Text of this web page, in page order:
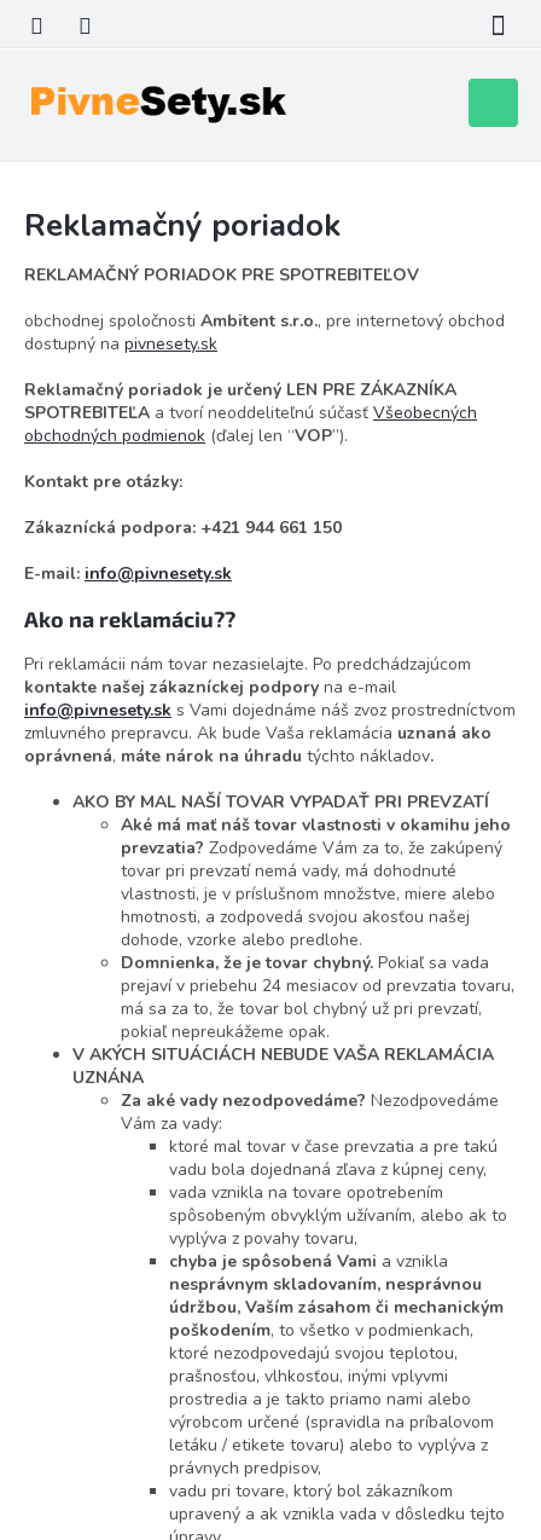
obsah
košík
Reklamačný poriadok
REKLAMAČNÝ PORIADOK PRE SPOTREBITEĽOV
obchodnej spoločnosti Ambitent s.r.o., pre internetový obchod
dostupný na pivnesety.sk
Reklamačný poriadok je určený LEN PRE ZÁKAZNÍKA
SPOTREBITEĽA a tvorí neoddeliteľnú súčasť Všeobecných
obchodných podmienok (ďalej len “VOP”).
Kontakt pre otázky:
Zákaznícká podpora: +421 944 661 150
E-mail: info@pivnesety.sk
Ako na reklamáciu??
Pri reklamácii nám tovar nezasielajte. Po predchádzajúcom
kontakte našej zákazníckej podpory na e-mail
info@pivnesety.sk s Vami dojednáme náš zvoz prostredníctvom
zmluvného prepravcu. Ak bude Vaša reklamácia uznaná ako
oprávnená, máte nárok na úhradu týchto nákladov.
AKO BY MAL NAŠÍ TOVAR VYPADAŤ PRI PREVZATÍ
Aké má mať náš tovar vlastnosti v okamihu jeho
prevzatia? Zodpovedáme Vám za to, že zakúpený
tovar pri prevzatí nemá vady, má dohodnuté
vlastnosti, je v príslušnom množstve, miere alebo
hmotnosti, a zodpovedá svojou akosťou našej
dohode, vzorke alebo predlohe.
Domnienka, že je tovar chybný. Pokiaľ sa vada
prejaví v priebehu 24 mesiacov od prevzatia tovaru,
má sa za to, že tovar bol chybný už pri prevzatí,
pokiaľ nepreukážeme opak.
V AKÝCH SITUÁCIÁCH NEBUDE VAŠA REKLAMÁCIA
UZNÁNA
Za aké vady nezodpovedáme? Nezodpovedáme
Vám za vady:
ktoré mal tovar v čase prevzatia a pre takú
vadu bola dojednaná zľava z kúpnej ceny,
vada vznikla na tovare opotrebením
spôsobeným obvyklým užívaním, alebo ak to
vyplýva z povahy tovaru,
chyba je spôsobená Vami a vznikla
nesprávnym skladovaním, nesprávnou
údržbou, Vaším zásahom či mechanickým
poškodením, to všetko v podmienkach,
ktoré nezodpovedajú svojou teplotou,
prašnosťou, vlhkosťou, inými vplyvmi
prostredia a je takto priamo nami alebo
výrobcom určené (spravidla na príbalovom
letáku / etikete tovaru) alebo to vyplýva z
právnych predpisov,
vadu pri tovare, ktorý bol zákazníkom
upravený a ak vznikla vada v dôsledku tejto